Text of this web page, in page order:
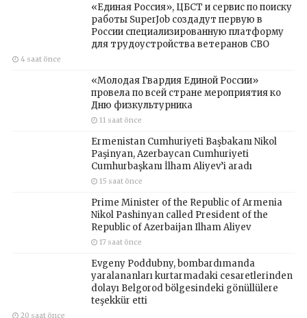
«Единая Россия», ЦБСТ и сервис по поиску
работы SuperJob создадут первую в
России специализированную платформу
для трудоустройства ветеранов СВО
4 saat önce
«Молодая Гвардия Единой России»
провела по всей стране мероприятия ко
Дню физкультурника
11 saat önce
Ermenistan Cumhuriyeti Başbakanı Nikol
Paşinyan, Azerbaycan Cumhuriyeti
Cumhurbaşkanı İlham Aliyev’i aradı
15 saat önce
Prime Minister of the Republic of Armenia
Nikol Pashinyan called President of the
Republic of Azerbaijan Ilham Aliyev
17 saat önce
Evgeny Poddubny, bombardımanda
yaralananları kurtarmadaki cesaretlerinden
dolayı Belgorod bölgesindeki gönüllülere
teşekkür etti
20 saat önce